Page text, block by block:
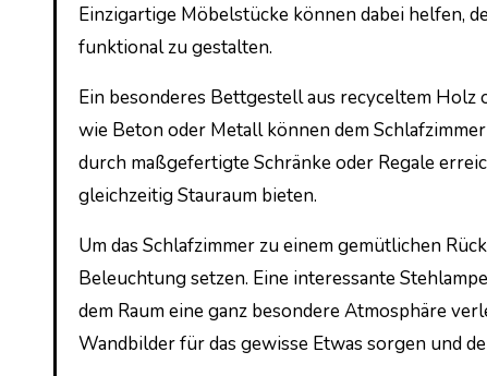
Einzigartige Möbelstücke können dabei helfen,
funktional zu gestalten.
Ein besonderes Bettgestell aus recyceltem
wie Beton oder Metall können dem
durch maßgefertigte Schränke oder Regale
gleichzeitig Stauraum bieten.
Um das Schlafzimmer zu einem gemütlichen
Beleuchtung setzen. Eine interessante
dem Raum eine ganz besondere Atmosphäre
Wandbilder für das gewisse Etwas sorgen und